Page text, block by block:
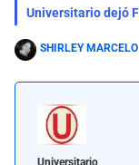
SHIRLEY MARCELO
Universitario